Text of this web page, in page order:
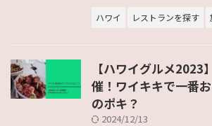
ハワイ レストランを探す
【ハワイグルメ2023
催！ワイキキで一番
のポキ？
2024/12/13